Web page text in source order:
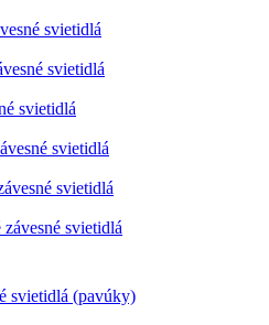
svietidlá
svietidlá
svietidlá
svietidlá
svietidlá
svietidlá
svietidlá (pavúky)